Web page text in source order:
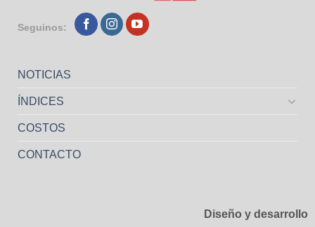
Seguinos:
NOTICIAS
ÍNDICES
COSTOS
CONTACTO
Diseño y desarrollo